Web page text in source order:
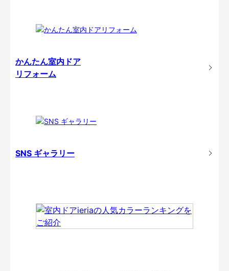
かんたん室内ドア
リフォーム
SNS ギャラリー